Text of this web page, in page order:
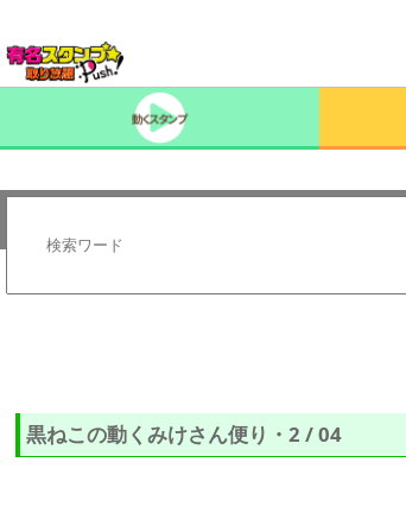
黒ねこの動くみけさん便り・2 / 04